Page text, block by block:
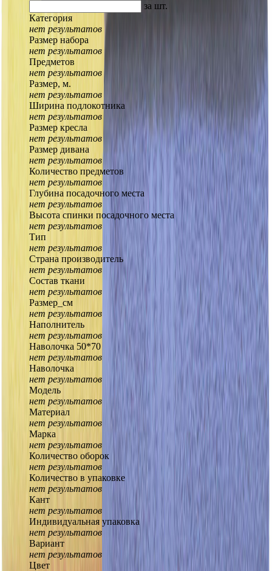
за шт.
Категория
нет результатов
Размер набора
нет результатов
Предметов
нет результатов
Размер, м.
нет результатов
Ширина подлокотника
нет результатов
Размер кресла
нет результатов
Размер дивана
нет результатов
Количество предметов
нет результатов
Глубина посадочного места
нет результатов
Высота спинки посадочного места
нет результатов
Тип
нет результатов
Страна производитель
нет результатов
Состав ткани
нет результатов
Размер_см
нет результатов
Наполнитель
нет результатов
Наволочка 50*70
нет результатов
Наволочка
нет результатов
Модель
нет результатов
Материал
нет результатов
Марка
нет результатов
Количество оборок
нет результатов
Количество в упаковке
нет результатов
Кант
нет результатов
Индивидуальная упаковка
нет результатов
Вариант
нет результатов
Цвет